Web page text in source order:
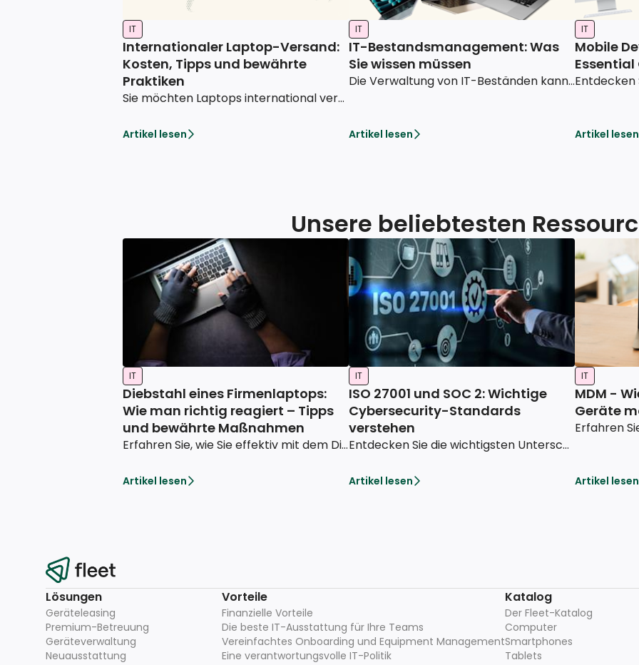
IT
Internationaler Laptop-Versand:
Kosten, Tipps und bewährte
Praktiken
Sie möchten Laptops international versenden? Erfahren Sie, wie Sie die Kosten verwalten, die besten Versanddienste auswählen und die internationalen Gesetze einhalten, damit Ihre Laptops sicher und pünktlich ankommen.
Artikel lesen
IT
IT-Bestandsmanagement: Was
Sie wissen müssen
Die Verwaltung von IT-Beständen kann ein Alptraum sein, vor allem, wenn Ihr Unternehmen expandiert oder Sie ein internationales Team betreuen. Heute betrachten wir die Best Practices für HR- oder IT-Manager, um Ihren Arbeitsalltag zu erleichtern.
Artikel lesen
IT
Mobile
Essential
Artikel lesen
Unsere beliebtesten
IT
Diebstahl eines Firmenlaptops:
Wie man richtig reagiert – Tipps
und bewährte Maßnahmen
Erfahren Sie, wie Sie effektiv mit dem Diebstahl eines Firmen-Laptops umgehen – mit praktischen Tipps und vorbeugenden Maßnahmen. Entdecken Sie bewährte Verfahren und schützen Sie jetzt Ihre Daten sowie Ihre Geräte.
Artikel lesen
IT
ISO 27001 und SOC 2: Wichtige
Cybersecurity-Standards
verstehen
Entdecken Sie die wichtigsten Unterschiede zwischen den Standards ISO 27001 und SOC 2, um die Cybersecurity in Ihrem Unternehmen zu verbessern und den am besten geeigneten Standard auszuwählen.
Artikel lesen
IT
MDM -
Geräte
Artikel lesen
Lösungen
Geräteleasing
Premium-Betreuung
Geräteverwaltung
Neuausstattung
Vorteile
Finanzielle Vorteile
Die beste IT-Ausstattung für Ihre Teams
Vereinfachtes Onboarding und Equipment Management
Eine verantwortungsvolle IT-Politik
Katalog
Der Fleet-Katalog
Computer
Smartphones
Tablets